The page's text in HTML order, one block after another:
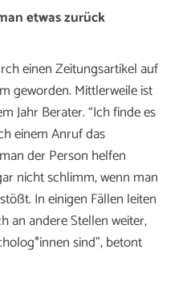
etwas zurück
einen Zeitungsartikel auf
geworden. Mittlerweile ist
Jahr Berater. “Ich finde es
einem Anruf das
der Person helfen
nicht schlimm, wenn man
In einigen Fällen leiten
an andere Stellen weiter,
sind”, betont